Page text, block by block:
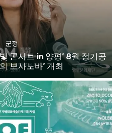
군정
콘서트 in 양평’ 8월 정기공
보사노바’ 개최